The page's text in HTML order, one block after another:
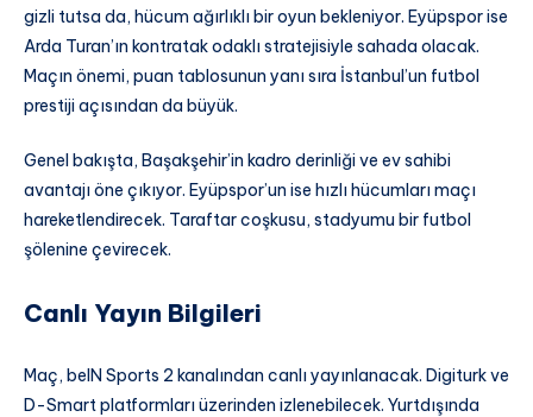
gizli tutsa da, hücum ağırlıklı bir oyun bekleniyor. Eyüpspor ise
Arda Turan’ın kontratak odaklı stratejisiyle sahada olacak.
Maçın önemi, puan tablosunun yanı sıra İstanbul’un futbol
prestiji açısından da büyük.
Genel bakışta, Başakşehir’in kadro derinliği ve ev sahibi
avantajı öne çıkıyor. Eyüpspor’un ise hızlı hücumları maçı
hareketlendirecek. Taraftar coşkusu, stadyumu bir futbol
şölenine çevirecek.
Canlı Yayın Bilgileri
Maç, beIN Sports 2 kanalından canlı yayınlanacak. Digiturk ve
D-Smart platformları üzerinden izlenebilecek. Yurtdışında